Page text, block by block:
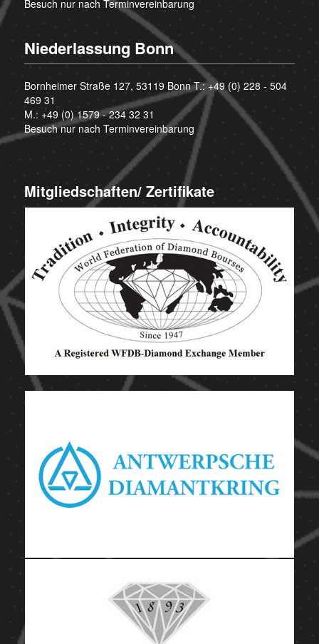
Besuch nur nach Terminvereinbarung
Niederlassung Bonn
Bornheimer Straße 127, 53119 Bonn T.:+49 (0) 228 - 504
469 31
M.: +49 (0) 1579 - 234 32 31
Besuch nur nach Terminvereinbarung
Mitgliedschaften/ Zertifikate